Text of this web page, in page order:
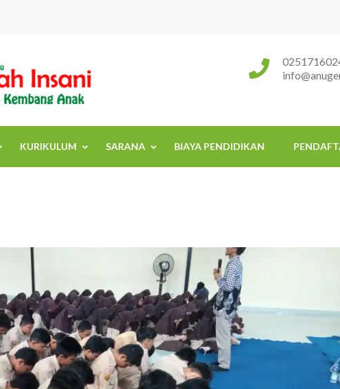
Sekolah Islam Terpadu
KURIKULUM SARANA BIAYA PENDIDIKAN